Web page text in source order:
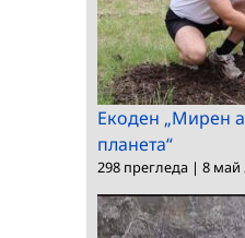
Екоден „Мирен
планета“
298 прегледа | 8 май